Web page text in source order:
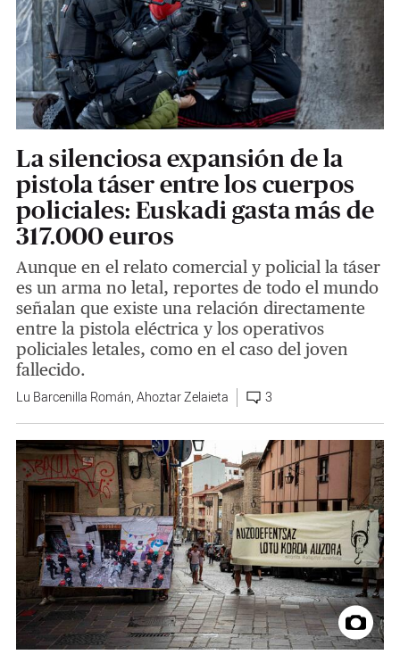
La silenciosa expansión de la
pistola táser entre los cuerpos
policiales: Euskadi gasta más de
317.000 euros
Aunque en el relato comercial y policial la táser
es un arma no letal, reportes de todo el mundo
señalan que existe una relación directamente
entre la pistola eléctrica y los operativos
policiales letales, como en el caso del joven
fallecido.
Lu Barcenilla Román,Ahoztar Zelaieta 3